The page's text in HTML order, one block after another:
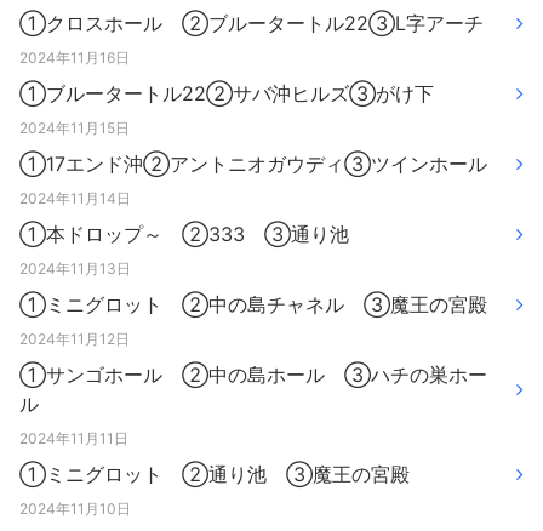
①クロスホール ②ブルータートル22③L字アーチ
2024年11月16日
①ブルータートル22②サバ沖ヒルズ③がけ下
2024年11月15日
①17エンド沖②アントニオガウディ③ツインホール
2024年11月14日
①本ドロップ～ ②333 ③通り池
2024年11月13日
①ミニグロット ②中の島チャネル ③魔王の宮殿
2024年11月12日
①サンゴホール ②中の島ホール ③ハチの巣ホー
ル
2024年11月11日
①ミニグロット ②通り池 ③魔王の宮殿
2024年11月10日